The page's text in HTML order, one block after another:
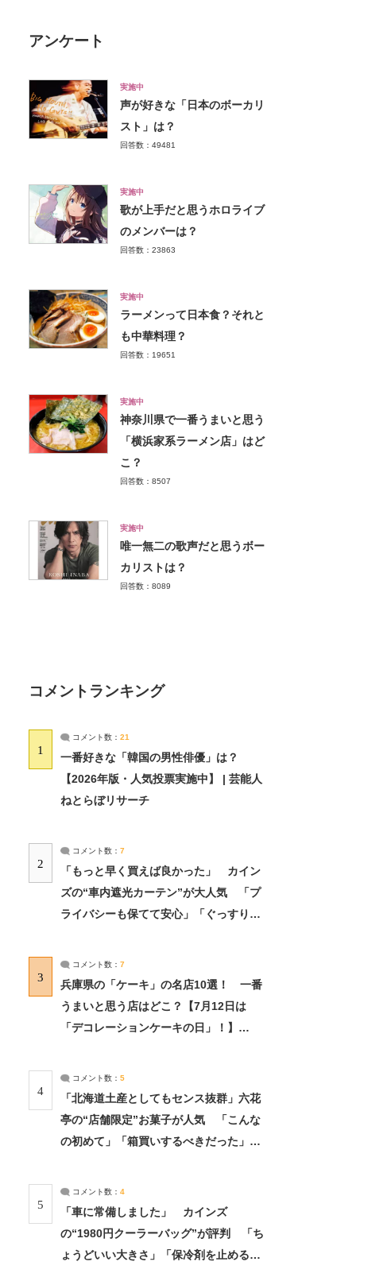
アンケート
実施中
声が好きな「日本のボーカリ
スト」は？
回答数：49481
実施中
歌が上手だと思うホロライブ
のメンバーは？
回答数：23863
実施中
ラーメンって日本食？それと
も中華料理？
回答数：19651
実施中
神奈川県で一番うまいと思う
「横浜家系ラーメン店」はど
こ？
回答数：8507
実施中
唯一無二の歌声だと思うボー
カリストは？
回答数：8089
コメントランキング
1
コメント数： 21
一番好きな「韓国の男性俳優」は？
【2026年版・人気投票実施中】 | 芸能人
ねとらぼリサーチ
2
コメント数： 7
「もっと早く買えば良かった」 カイン
ズの“車内遮光カーテン”が大人気 「プ
ライバシーも保てて安心」「ぐっすり眠
3
コメント数： 7
兵庫県の「ケーキ」の名店10選！ 一番
うまいと思う店はどこ？【7月12日は
「デコレーションケーキの日」！】
4
コメント数： 5
「北海道土産としてもセンス抜群」六花
亭の“店舗限定”お菓子が人気 「こんな
の初めて」「箱買いするべきだった」
5
コメント数： 4
「車に常備しました」 カインズ
の“1980円クーラーバッグ”が評判 「ち
ょうどいい大きさ」「保冷剤を止めるベ